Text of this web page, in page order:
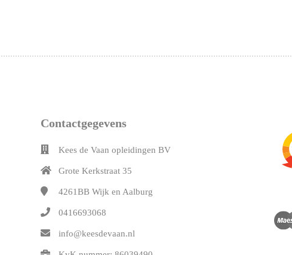
Contactgegevens
Kees de Vaan opleidingen BV
Grote Kerkstraat 35
4261BB Wijk en Aalburg
0416693068
info@keesdevaan.nl